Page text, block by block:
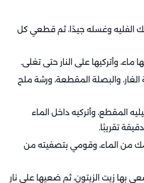
الفليه وغسله جيدًا، ثم قطعي كل
وأتركيها على النار حتى تغلى.
والبصلة المقطعة، ورشة ملح
المقطع، وأتركيه داخل الماء
تقريبًا.
من الماء، وقومي بتصفيته من
بها زيت الزيتون، ثم ضعيها على نار